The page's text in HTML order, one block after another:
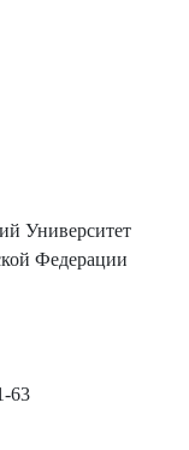
Университет
Федерации
63